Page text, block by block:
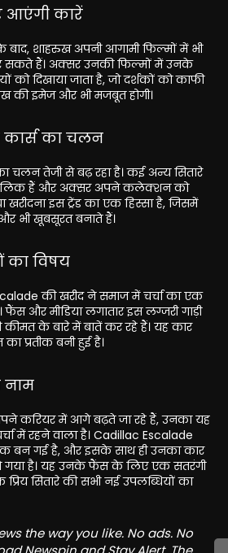
आएंगी कारें
शाहरुख अपनी आगामी फिल्मों में भी
सकते हैं। अक्सर उनकी फिल्मों में उनके
को दिखाया जाता है, जो दर्शकों को काफी
की इमेज और भी मजबूत होगी।
कार्स का चलन
चलन तेजी से बढ़ रहा है। कई अन्य सितारे
हैं और अक्सर अपने कलेक्शन को
खरीदना इस ट्रेंड का एक हिस्सा है, जिसमें
भी खूबसूरत बनाते हैं।
का विषय
की खरीद ने समाज में चर्चा का एक
फैंस और मीडिया लगातार इस लग्जरी गाड़ी
के बारे में बातें कर रहे हैं। यह कार
प्रतीक बनी हुई है।
नाम
करियर में आगे बढ़ते जा रहे हैं, उनका यह
में रहने वाला है। Cadillac Escalade
बन गई है, और इसके साथ ही उनका कार
है। यह उनके फैंस के लिए एक सतरंगी
सितारे की सभी नई उपलब्धियों का
the way you like. No ads. No